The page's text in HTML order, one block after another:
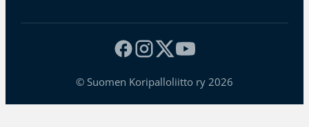
© Suomen Koripalloliitto ry 2026